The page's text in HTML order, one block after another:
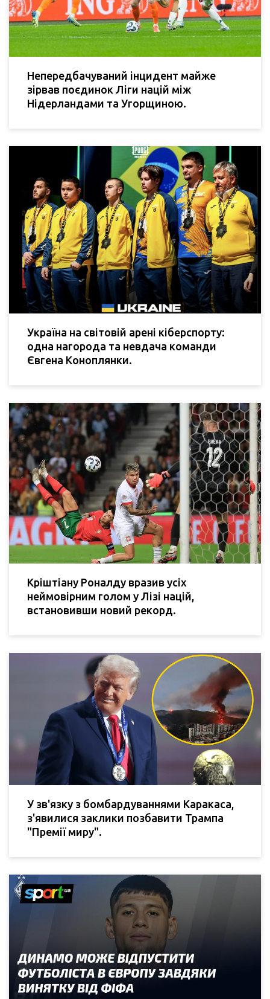
Непередбачуваний інцидент майже
зірвав поєдинок Ліги націй між
Нідерландами та Угорщиною.
Україна на світовій арені кіберспорту:
одна нагорода та невдача команди
Євгена Коноплянки.
Кріштіану Роналду вразив усіх
неймовірним голом у Лізі націй,
встановивши новий рекорд.
У зв'язку з бомбардуваннями Каракаса,
з'явилися заклики позбавити Трампа
"Премії миру".